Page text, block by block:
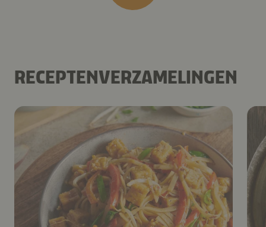
RECEPTENVERZAMELINGEN